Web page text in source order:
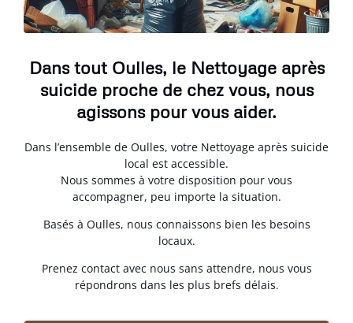
Dans tout Oulles, le Nettoyage après
suicide proche de chez vous, nous
agissons pour vous aider.
Dans l’ensemble de Oulles, votre Nettoyage après suicide
local est accessible.
Nous sommes à votre disposition pour vous
accompagner, peu importe la situation.
Basés à Oulles, nous connaissons bien les besoins
locaux.
Prenez contact avec nous sans attendre, nous vous
répondrons dans les plus brefs délais.